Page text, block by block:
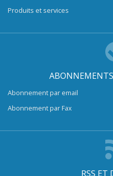
Produits et services
Abonnement par email
Abonnement par Fax
RSS ET